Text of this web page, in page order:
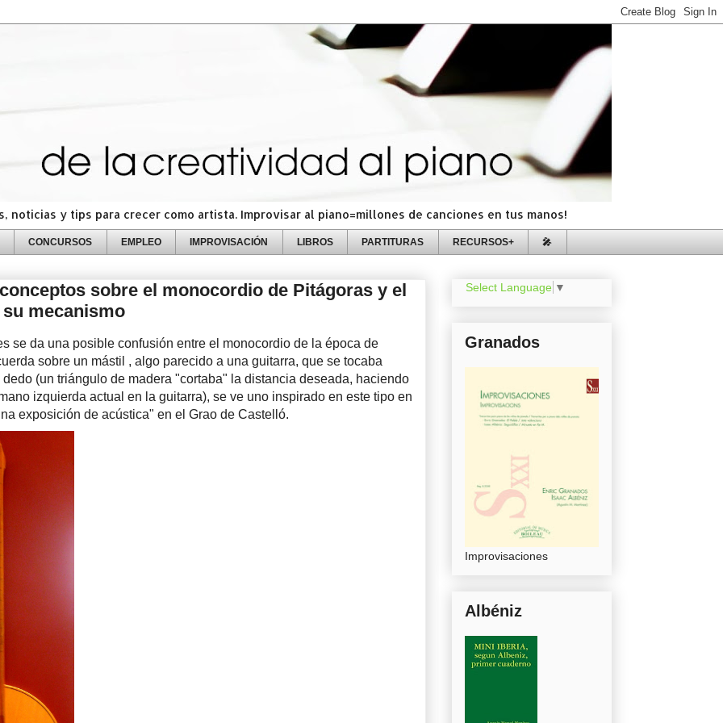
noticias y tips para crecer como artista. Improvisar al piano=millones de canciones en tus manos!
CONCURSOS EMPLEO IMPROVISACIÓN LIBROS PARTITURAS RECURSOS+ 🎤
sobre el monocordio de Pitágoras y el
mecanismo
se da una posible confusión entre el monocordio de la época de
sobre un mástil , algo parecido a una guitarra, que se tocaba
(un triángulo de madera "cortaba" la distancia deseada, haciendo
izquierda actual en la guitarra), se ve uno inspirado en este tipo en
exposición de acústica" en el Grao de Castelló.
Select Language ▼
Granados
Improvisaciones
Albéniz